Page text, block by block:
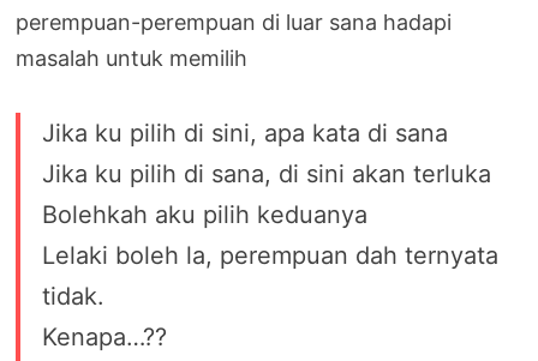
perempuan-perempuan di luar sana hadapi
masalah untuk memilih
Jika ku pilih di sini, apa kata di sana
Jika ku pilih di sana, di sini akan terluka
Bolehkah aku pilih keduanya
Lelaki boleh la, perempuan dah ternyata
tidak.
Kenapa…??